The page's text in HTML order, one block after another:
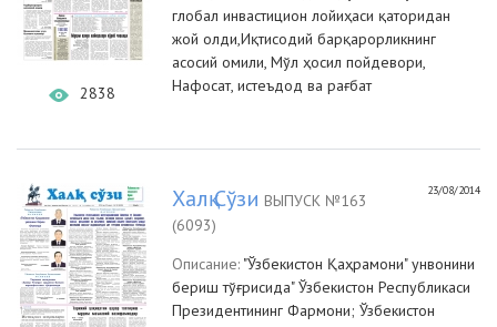
2838
глобал инвастицион лойиҳаси қаторидан
жой олди,Иқтисодий барқарорликнинг
асосий омили, Мўл ҳосил пойдевори,
Нафосат, истеъдод ва рағбат
23/08/2014
Халқ Сўзи ВЫПУСК №163
(6093)
Описание: "Ўзбекистон Қаҳрамони" унвонини
бериш тўғрисида" Ўзбекистон Республикаси
Президентининг Фармони; Ўзбекистон